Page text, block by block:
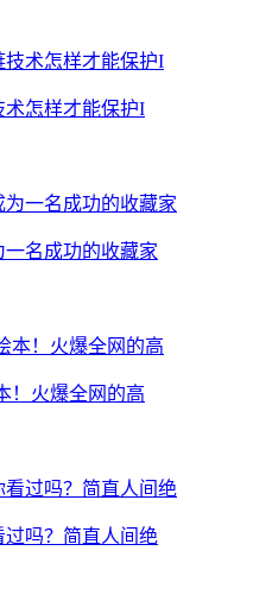
术怎样才能保护I
名成功的收藏家
！火爆全网的高
吗？简直人间绝